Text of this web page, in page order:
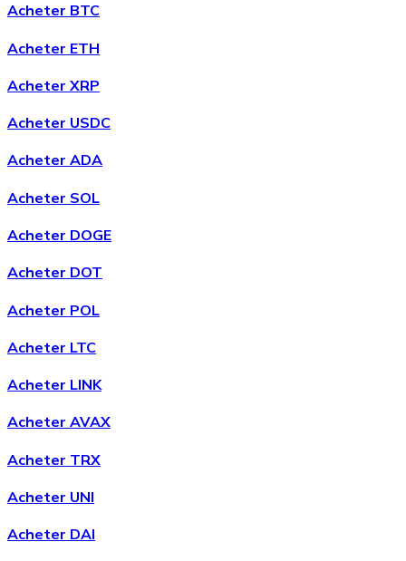
Acheter Chainlink
LINK
WBTC
AVAX
Acheter BTC
Acheter ETH
Acheter XRP
Acheter USDC
Acheter ADA
Acheter SOL
Acheter DOGE
Acheter DOT
Acheter POL
Acheter LTC
Acheter LINK
Acheter AVAX
Acheter TRX
Acheter UNI
Acheter DAI